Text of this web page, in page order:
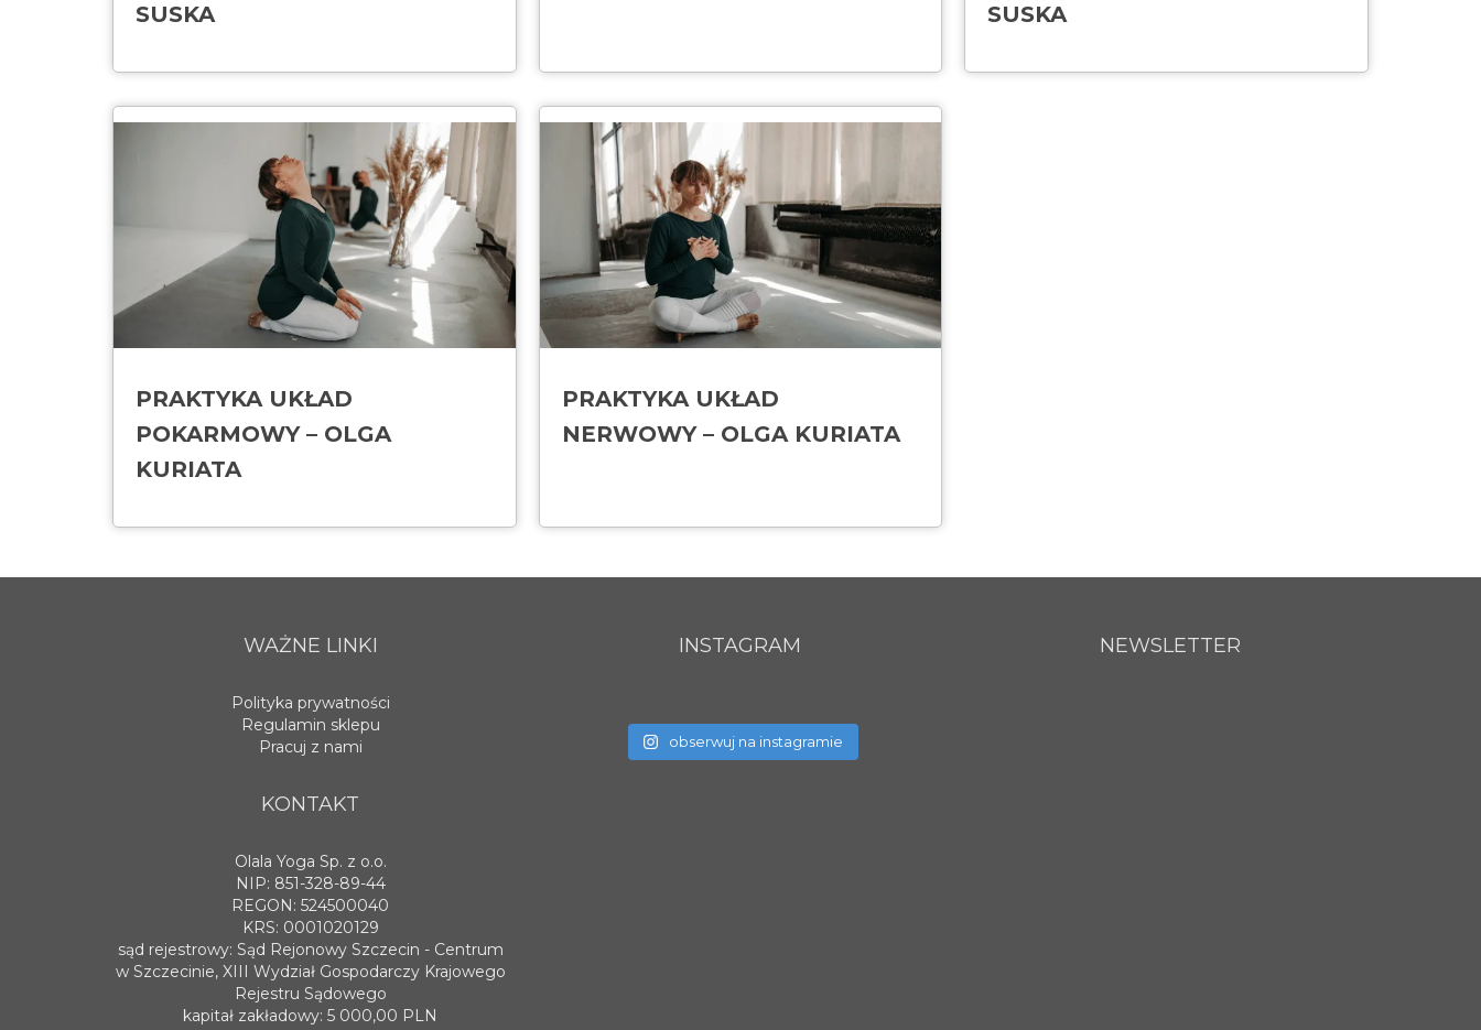
SUSKA
SUSKA
PRAKTYKA UKŁAD
POKARMOWY – OLGA
KURIATA
PRAKTYKA UKŁAD
NERWOWY – OLGA KURIATA
WAŻNE LINKI
Polityka prywatności
Regulamin sklepu
Pracuj z nami
KONTAKT
Olala Yoga Sp. z o.o.
NIP: 851-328-89-44
REGON: 524500040
KRS: 0001020129
sąd rejestrowy: Sąd Rejonowy Szczecin - Centrum
w Szczecinie, XIII Wydział Gospodarczy Krajowego
Rejestru Sądowego
kapitał zakładowy: 5 000,00 PLN
INSTAGRAM
obserwuj na instagramie
NEWSLETTER